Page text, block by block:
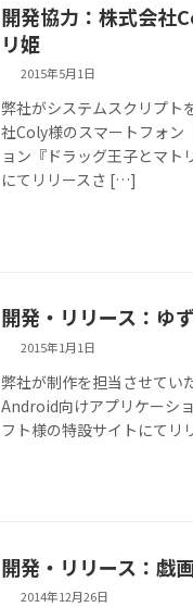
開発協力：株式会社
リ姫
2015年5月1日
弊社がシステムスクリプト
社Coly様のスマートフォン
ョン『ドラッグ王子とマ
にてリリースさ […]
開発・リリース：ゆ
2015年1月1日
弊社が制作を担当させてい
Android向けアプリケーシ
フト様の特設サイトにてリ
開発・リリース：戯
2014年12月26日